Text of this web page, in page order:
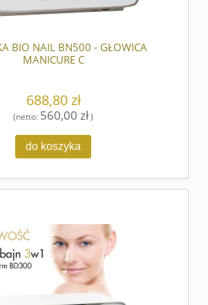
BIO NAIL BN500 - GŁOWICA
MANICURE C
688,80 zł
(netto: 560,00 zł)
do koszyka